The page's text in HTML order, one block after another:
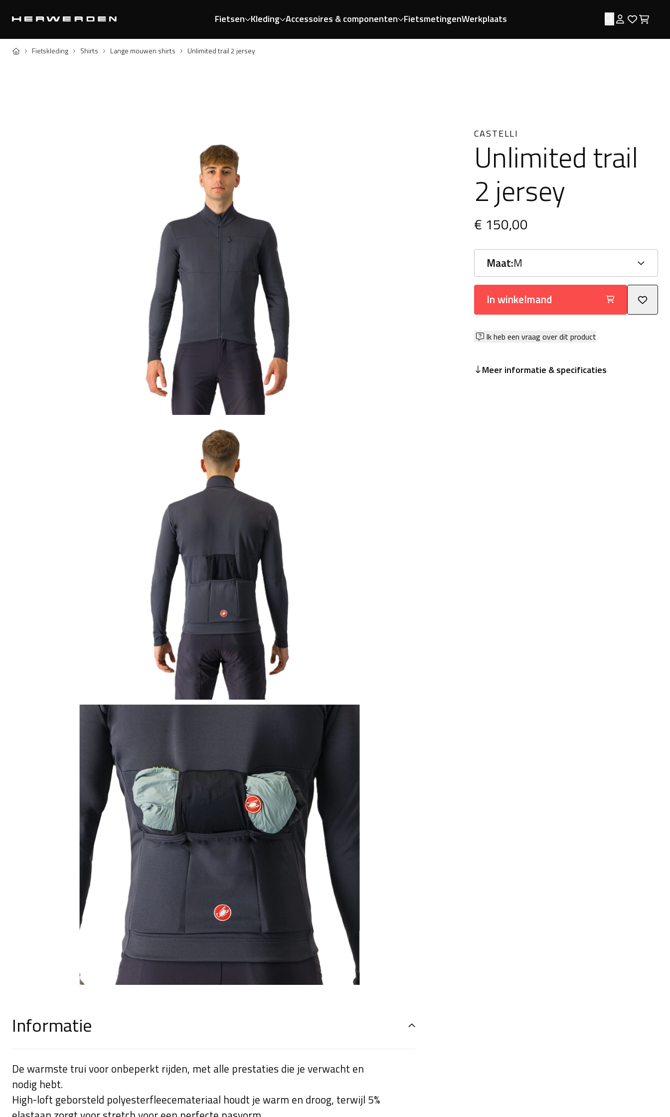
Fietsen Kleding Accessoires & componenten FietsmetingenWerkplaats Zoeken
Log in
Home Fietskleding Shirts Lange mouwen shirts Unlimited trail 2 jersey
CASTELLI
Unlimited trail
2 jersey
€ 150,00
Maat:M
In winkelmand
Ik heb een vraag over dit product
Meer informatie & specificaties
Informatie
De warmste trui voor onbeperkt rijden, met alle prestaties die je verwacht en
nodig hebt.
High-loft geborsteld polyesterfleecemateriaal houdt je warm en droog, terwijl 5%